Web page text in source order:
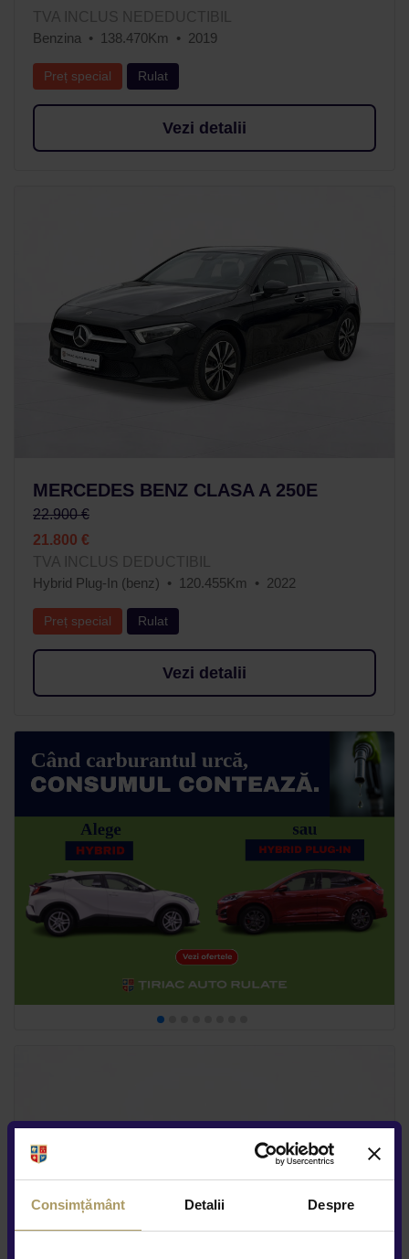
Consimțământ Detalii Despre
TVA INCLUS NEDEDUCTIBIL
Benzina
138.470Km 2019
Preț special Rulat
Vezi detalii
MERCEDES BENZ CLASA A 250E
22.900 €
21.800 €
TVA INCLUS DEDUCTIBIL
Hybrid Plug-In (benz)
120.455Km 2022
Preț special Rulat
Vezi detalii